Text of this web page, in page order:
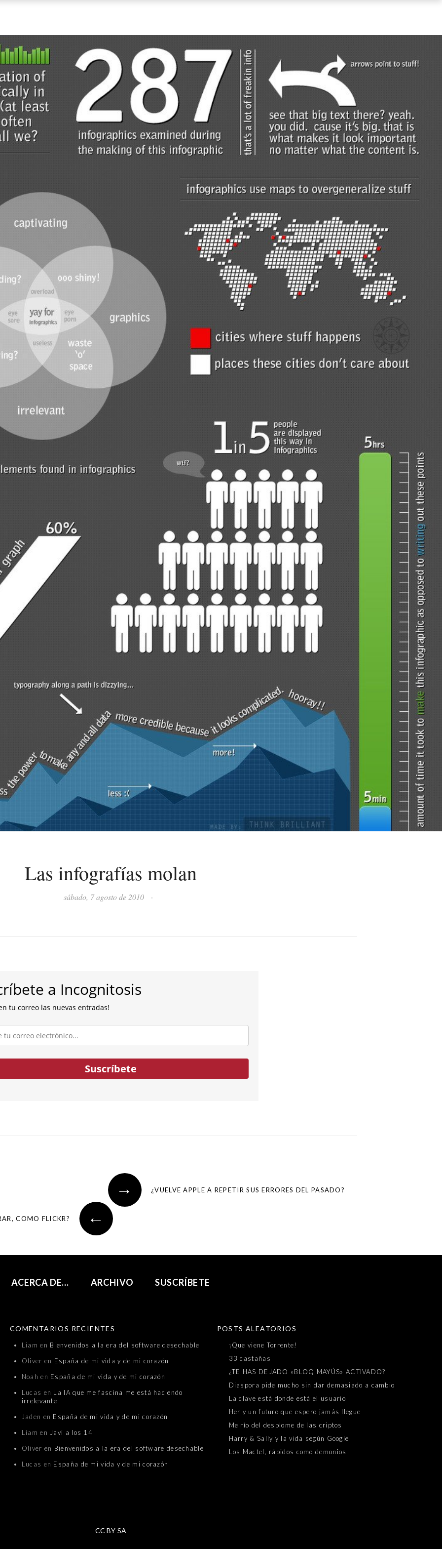
Las infografías molan
sábado, 7 agosto de 2010 ·
a Incognitosis
tu correo las nuevas entradas!
Suscríbete
→ ¿VUELVE APPLE A REPETIR SUS ERRORES DEL PASADO?
←
COMO FLICKR?
ACERCA DE… ARCHIVO SUSCRÍBETE
COMENTARIOS RECIENTES
Liam en Bienvenidos a la era del software desechable
Oliver en España de mi vida y de mi corazón
Noah en España de mi vida y de mi corazón
Lucas en La IA que me fascina me está haciendo
irrelevante
Jaden en España de mi vida y de mi corazón
Liam en Javi a los 14
Oliver en Bienvenidos a la era del software desechable
Lucas en España de mi vida y de mi corazón
POSTS ALEATORIOS
¡Que viene Torrente!
33 castañas
¿TE HAS DEJADO «BLOQ MAYÚS» ACTIVADO?
Diaspora pide mucho sin dar demasiado a cambio
La clave está donde está el usuario
Her y un futuro que espero jamás llegue
Me río del desplome de las criptos
Harry & Sally y la vida según Google
Los Mactel, rápidos como demonios
CC BY-SA